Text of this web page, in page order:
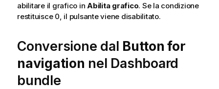
abilitare il grafico in Abilita grafico. Se la condizione
restituisce 0, il pulsante viene disabilitato.
Conversione dal Button for
navigation nel Dashboard
bundle